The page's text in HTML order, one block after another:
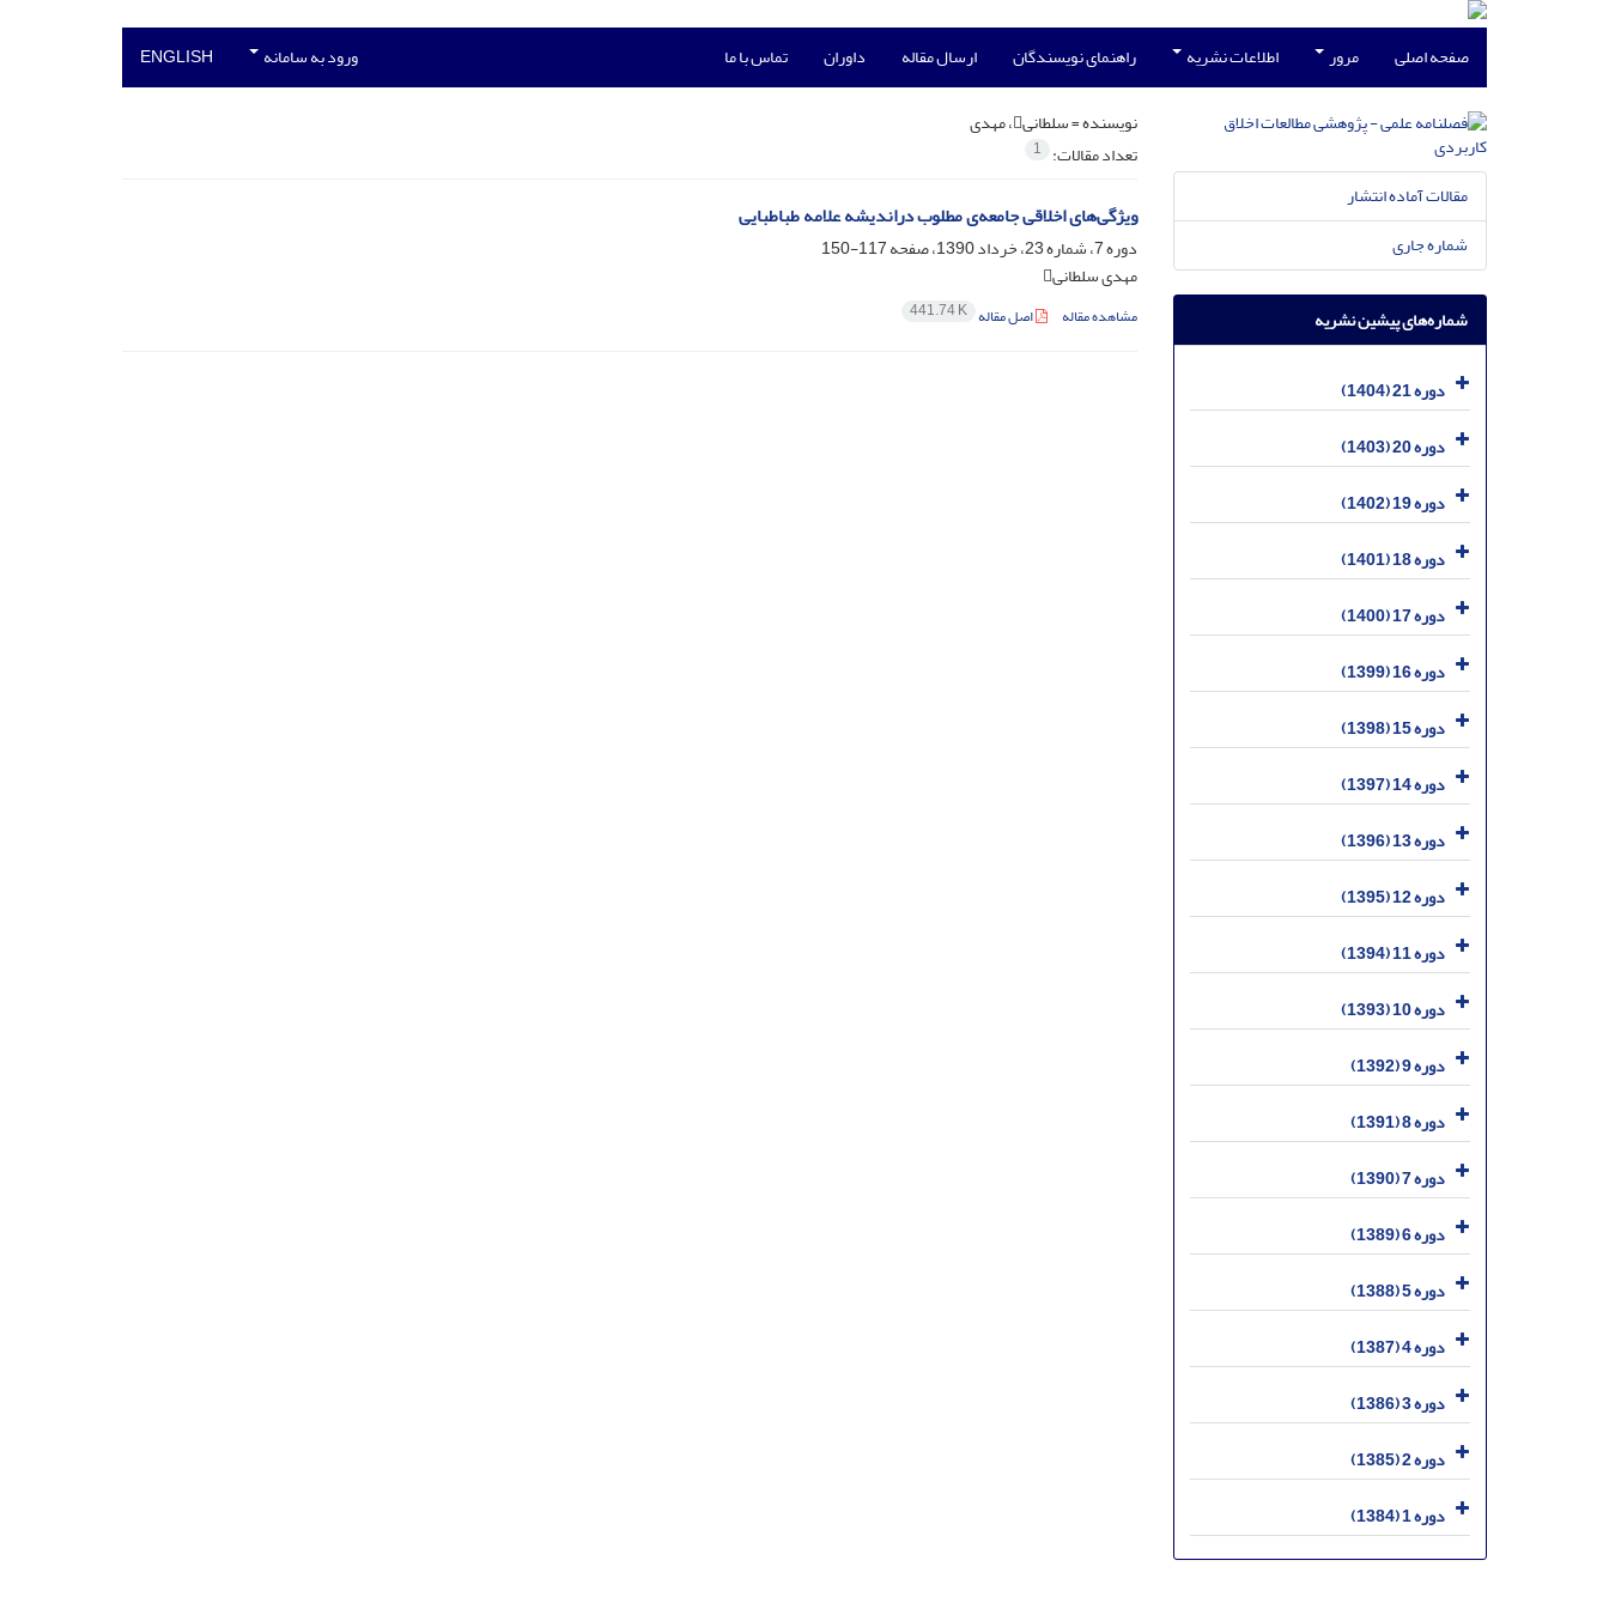
صفحه اصلی مرور اطلاعات نشریه راهنمای نویسندگان ارسال مقاله داوران تماس با ما ورود به سامانه ENGLISH
نویسنده =سلطانی، مهدی
تعداد مقالات: 1
ویژگی‌های اخلاقی جامعه‌ی مطلوب دراندیشه علامه طباطبایی
دوره 7، شماره 23، خرداد 1390، صفحه
117-150
مهدی سلطانی
مشاهده مقاله اصل مقاله 441.74 K
مقالات آماده انتشار
شماره جاری
شماره‌های پیشین نشریه
دوره 21 (1404)
دوره 20 (1403)
دوره 19 (1402)
دوره 18 (1401)
دوره 17 (1400)
دوره 16 (1399)
دوره 15 (1398)
دوره 14 (1397)
دوره 13 (1396)
دوره 12 (1395)
دوره 11 (1394)
دوره 10 (1393)
دوره 9 (1392)
دوره 8 (1391)
دوره 7 (1390)
دوره 6 (1389)
دوره 5 (1388)
دوره 4 (1387)
دوره 3 (1386)
دوره 2 (1385)
دوره 1 (1384)